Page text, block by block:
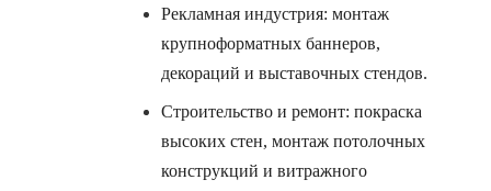
Рекламная индустрия: монтаж
крупноформатных баннеров,
декораций и выставочных стендов.
Строительство и ремонт: покраска
высоких стен, монтаж потолочных
конструкций и витражного